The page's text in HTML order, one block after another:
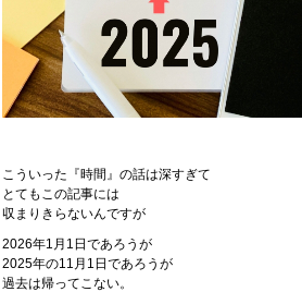
こういった『時間』の話は深すぎて
とてもこの記事には
収まりきらないんですが
2026年1月1日であろうが
2025年の11月1日であろうが
過去は帰ってこない。